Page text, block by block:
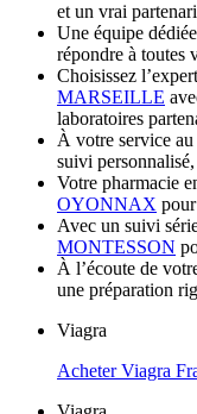
et un vrai
Une équipe
répondre à toutes
Choisissez
MARSEILLE
laboratoires
À votre service
suivi
Votre pharmacie
OYONNAX
Avec un suivi
MONTESSON
À l’écoute de
une préparation
Viagra
Acheter Viagra